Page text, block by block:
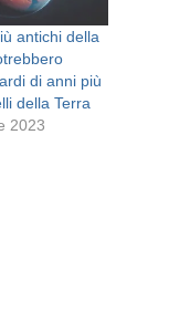
antichi della
di anni più
della Terra
2023